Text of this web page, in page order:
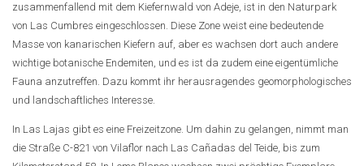
zusammenfallend mit dem Kiefernwald von Adeje, ist in den Naturpark
von Las Cumbres eingeschlossen. Diese Zone weist eine bedeutende
Masse von kanarischen Kiefern auf, aber es wachsen dort auch andere
wichtige botanische Endemiten, und es ist da zudem eine eigentümliche
Fauna anzutreffen. Dazu kommt ihr herausragendes geomorphologisches
und landschaftliches Interesse.
In Las Lajas gibt es eine Freizeitzone. Um dahin zu gelangen, nimmt man
die Straße C-821 von Vilaflor nach Las Cañadas del Teide, bis zum